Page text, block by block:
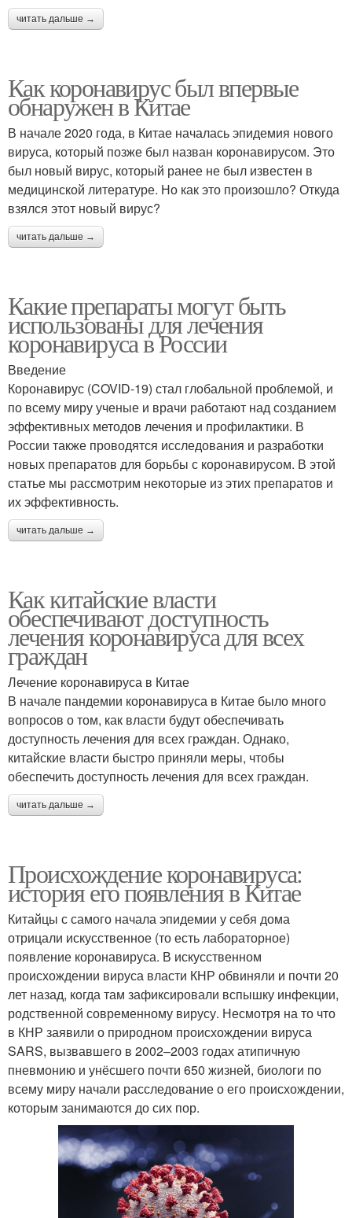
читать дальше →
Как коронавирус был впервые
обнаружен в Китае
В начале 2020 года, в Китае началась эпидемия нового
вируса, который позже был назван коронавирусом. Это
был новый вирус, который ранее не был известен в
медицинской литературе. Но как это произошло? Откуда
взялся этот новый вирус?
читать дальше →
Какие препараты могут быть
использованы для лечения
коронавируса в России
Введение
Коронавирус (COVID-19) стал глобальной проблемой, и
по всему миру ученые и врачи работают над созданием
эффективных методов лечения и профилактики. В
России также проводятся исследования и разработки
новых препаратов для борьбы с коронавирусом. В этой
статье мы рассмотрим некоторые из этих препаратов и
их эффективность.
читать дальше →
Как китайские власти
обеспечивают доступность
лечения коронавируса для всех
граждан
Лечение коронавируса в Китае
В начале пандемии коронавируса в Китае было много
вопросов о том, как власти будут обеспечивать
доступность лечения для всех граждан. Однако,
китайские власти быстро приняли меры, чтобы
обеспечить доступность лечения для всех граждан.
читать дальше →
Происхождение коронавируса:
история его появления в Китае
Китайцы с самого начала эпидемии у себя дома
отрицали искусственное (то есть лабораторное)
появление коронавируса. В искусственном
происхождении вируса власти КНР обвиняли и почти 20
лет назад, когда там зафиксировали вспышку инфекции,
родственной современному вирусу. Несмотря на то что
в КНР заявили о природном происхождении вируса
SARS, вызвавшего в 2002–2003 годах атипичную
пневмонию и унёсшего почти 650 жизней, биологи по
всему миру начали расследование о его происхождении,
которым занимаются до сих пор.